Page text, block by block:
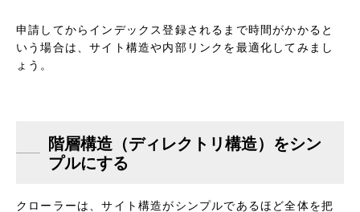
申請してからインデックス登録されるまで時間がかかると
いう場合は、サイト構造や内部リンクを最適化してみまし
ょう。
階層構造（ディレクトリ構造）をシン
プルにする
クローラーは、サイト構造がシンプルであるほど全体を把